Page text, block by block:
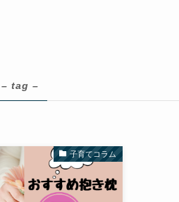
– tag –
子育てコラム